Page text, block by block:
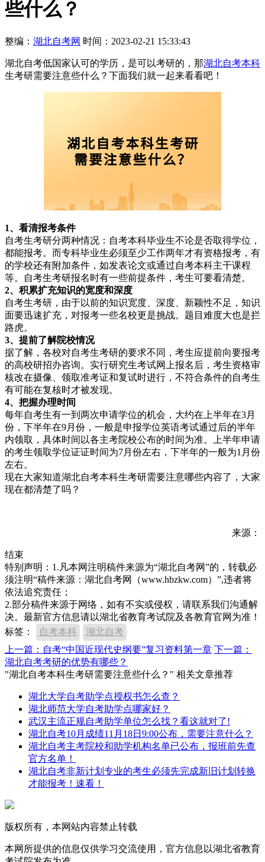
些什么？
整编： 湖北自考网 时间：2023-02-21 15:33:43
湖北自考低国家认可的学历，是可以考研的，那湖北自考本科
生考研需要注意些什么？下面我们就一起来看看吧！
1、看清报考条件
自考生考研分两种情况：自考本科毕业生不论是否取得学位，
都能报考。而专科毕业生必须至少工作两年才有资格报考，有
的学校还有附加条件，如发表论文或通过自考本科主干课程
等。自考生考研报名时有一些前提条件，考生可要看清楚。
2、积累扩充知识的宽度和深度
自考生考研，由于以前的知识宽度、深度、新颖性不足，知识
面要迅速扩充，对报考一些名校更是挑战。题目难度大也是拦
路虎。
3、提前了解院校情况
据了解，各校对自考生考研的要求不同，考生应提前向要报考
的高校研招办咨询。实行研究生考试网上报名后，考生资格审
核改在摄像、领取准考证和复试时进行，不符合条件的自考生
有可能在复核时才被发现。
4、把握办理 时间
每年自考生有一到两次申请学位的机会，大约在上半年在3月
份，下半年在9月份，一般是申报学位英语考试通过后的半年
内领取，具体时间以各主考院校公布的时间为准。上半年申请
的考生领取学位证证时间为7月份左右，下半年的一般为1月份
左右。
现在大家知道湖北自考本科生考研需要注意哪些内容了，大家
现在都清楚了吗？
来源：
结束
特别声明：1.凡本网注明稿件来源为“湖北自考网”的，转载必
须注明“稿件来源：湖北自考网（www.hbzkw.com）”,违者将
依法追究责任；
2.部分稿件来源于网络，如有不实或侵权，请联系我们沟通解
决。最新官方信息请以湖北省教育考试院及各教育官网为准！
标签：
自考本科
湖北自考
上一篇：自考“中国近现代史纲要”复习资料第一章 下一篇：
湖北自考考研的优势有哪些？
"湖北自考本科生考研需要注意些什么？" 相关文章推荐
湖北大学自考助学点授权书怎么查？
湖北师范大学自考助学点哪家好？
武汉主流正规自考助学单位怎么找？看这就对了!
湖北自考10月成绩11月18日9:00公布，需要注意什么？
湖北自考主考院校和助学机构名单已公布，报班前先查
官方名单！
湖北自考非新计划专业的考生必须先完成新旧计划转换
才能报考！速看！
版权所有，本网站内容禁止转载
本网所提供的信息仅供学习交流使用，官方信息以湖北省教育